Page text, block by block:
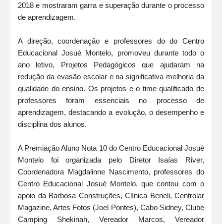
2018 e mostraram garra e superação durante o processo
de aprendizagem.
A direção, coordenação e professores do do Centro
Educacional Josué Montelo, promoveu durante todo o
ano letivo, Projetos Pedagógicos que ajudaram na
redução da evasão escolar e na significativa melhoria da
qualidade do ensino. Os projetos e o time qualificado de
professores foram essenciais no processo de
aprendizagem, destacando a evolução, o desempenho e
disciplina dos alunos.
A Premiação Aluno Nota 10 do Centro Educacional Josué
Montelo foi organizada pelo Diretor Isaías River,
Coordenadora Magdalinne Nascimento, professores do
Centro Educacional Josué Montelo, que contou com o
apoio da Barbosa Construções, Clínica Beneli, Centrolar
Magazine, Artes Fotos (Joel Pontes), Cabo Sidney, Clube
Camping Shekinah, Vereador Marcos, Vereador